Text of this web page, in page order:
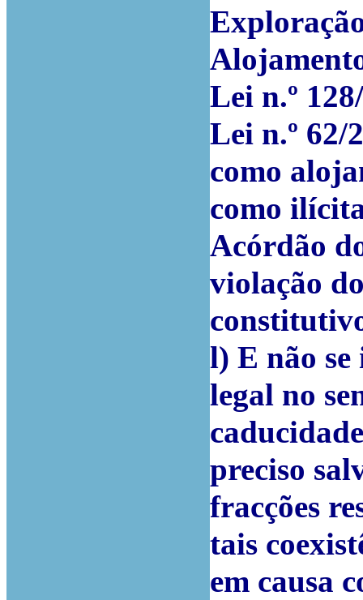
Lei n.º
Lei n.º 62/
como
como
Acórdão
violação
l) E não
legal no
preciso
fracções
tais
em causa